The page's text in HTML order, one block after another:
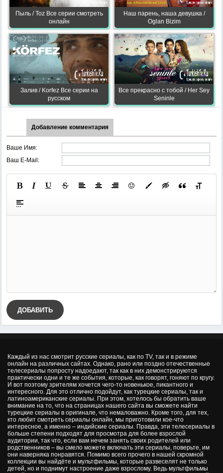
Пыль / Toz Все серии смотреть
онлайн
Наш парень, наша девушка /
Oglan Bizim
Залив / Korfez Все серии на
русском
Все прекрасно с тобой / Her Sey
Seninle
Добавление комментария
Ваше Имя:
Ваш E-Mail:
ДОБАВИТЬ
Каждый из нас смотрит русские сериалы, как по TV, так и в режиме
онлайн на различных сайтах. Однако, рано или поздно отечественные
телесериалы попросту надоедают, так как в них демонстрируются
практически одни и те же события, которые, как говорят, гоняют по кругу.
И вот поэтому зрителям хочется чего-то новенькое, пикантного и
интересного. Для это отлично подойдут, как турецкие сериалы, так и
латиноамериканские сериалы. При этом, хотелось бы обратить ваше
внимание на то, что на страницах нашего сайта вы сможете найти
турецкие сериалы в оригинале, что немаловажно. Кроме того, для тех,
кто любит смотреть сериалы онлайн, мы приготовили кое-что
интересное, а именно – индийские сериалы. Правда, эти телесериалы в
больше степени подходят для просмотра для более взрослой
аудитории, так что, если вам нечем занять своих родителей или
родственников – вы смело можете включать эти сериалы, поверьте, им
они наверняка понравятся. Помимо всего прочего в нашей скромной
коллекции вы найдёте и мультфильмы, которые развеселят не только
детей, но и поднимут настроение даже взрослому. Ведь мультфильмы